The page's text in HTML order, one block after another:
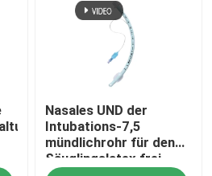
Nasales UND der
Intubations-7,5
mündlichrohr für den
Säuglingslatex frei